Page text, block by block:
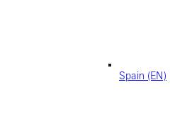
Spain (EN)